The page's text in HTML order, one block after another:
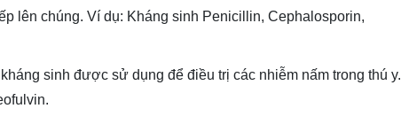
lên chúng. Ví dụ: Kháng sinh Penicillin, Cephalosporin,
sinh được sử dụng để điều trị các nhiễm nấm trong thú y.